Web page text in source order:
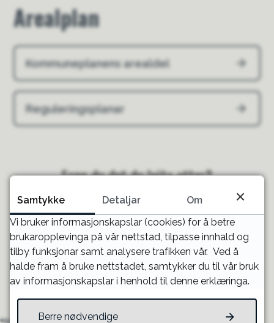
Arealplan
Kommuneplanens arealdel
Reguleringsplanar
Fann du det du leita etter?
Til toppen
Samtykke Detaljar
Om
Vi bruker informasjonskapslar (cookies) for å betre
brukaropplevinga på vår nettstad, tilpasse innhald og
tilby funksjonar samt analysere trafikken vår. Ved å
halde fram å bruke nettstadet, samtykker du til vår bruk
av informasjonskapslar i henhold til denne erklæringa.
Berre nødvendige